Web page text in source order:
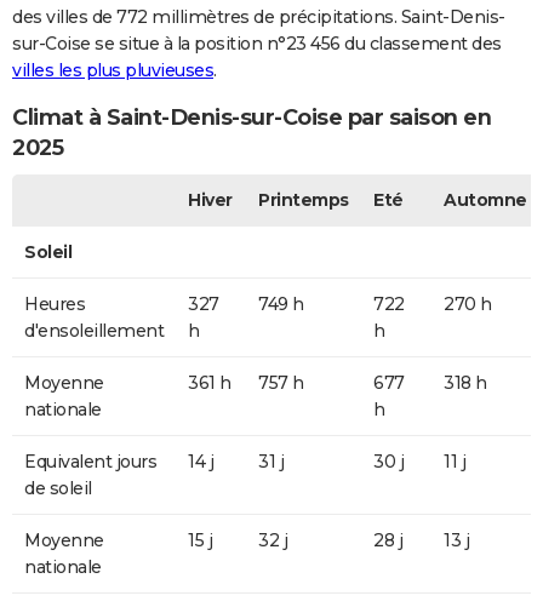
des villes de 772 millimètres de précipitations. Saint-Denis-
sur-Coise se situe à la position n°23 456 du classement des
villes les plus pluvieuses.
Climat à Saint-Denis-sur-Coise par saison en
2025
Hiver Printemps Eté Automne
Soleil
Heures
d'ensoleillement
327
h
749 h
722
h
270 h
Moyenne
nationale
361 h 757 h
677
h
318 h
Equivalent jours
de soleil
14 j 31 j 30 j 11 j
Moyenne
nationale
15 j 32 j 28 j 13 j